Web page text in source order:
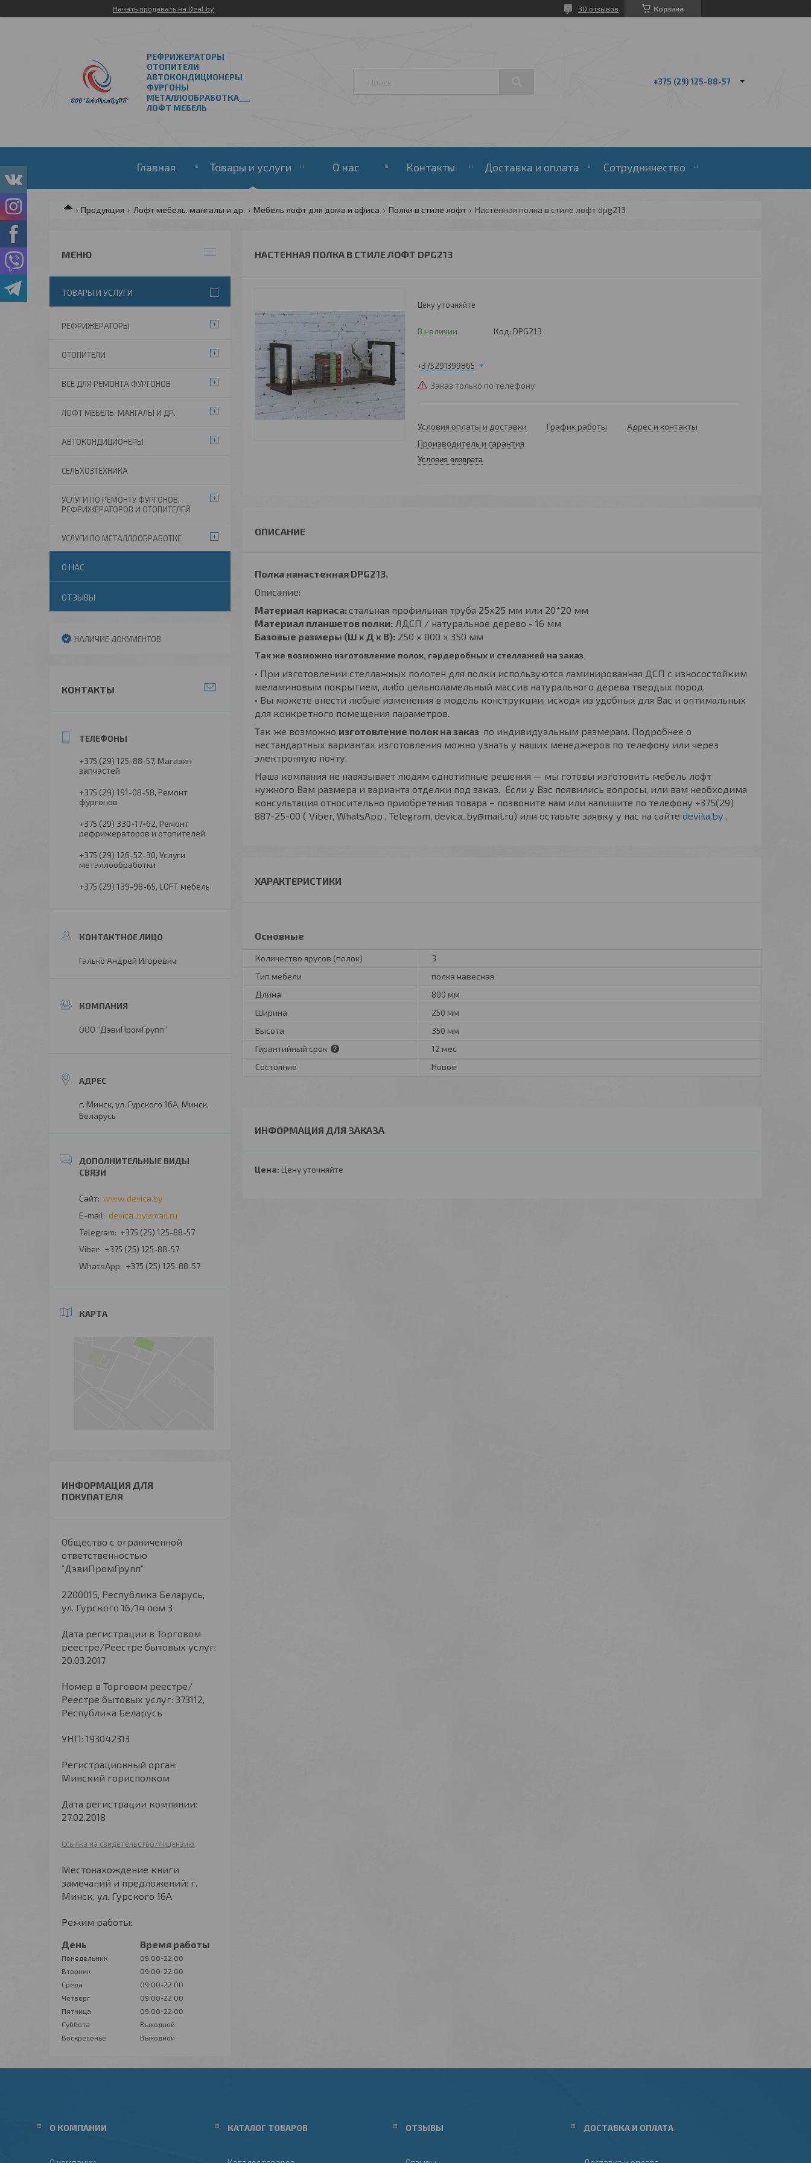
Начать продавать на Deal.by Корзина
30 отзывов
РЕФРИЖЕРАТОРЫ
ОТОПИТЕЛИ
АВТОКОНДИЦИОНЕРЫ
ФУРГОНЫ
МЕТАЛЛООБРАБОТКА___
ЛОФТ МЕБЕЛЬ
+375 (29) 125-88-57
Главная Товары и услуги О нас Контакты Доставка и оплата Сотрудничество
Продукция Лофт мебель. мангалы и др. Мебель лофт для дома и офиса Полки в стиле лофт Настенная полка в стиле лофт dpg213
НАСТЕННАЯ ПОЛКА В СТИЛЕ ЛОФТ DPG213
Цену уточняйте
В наличии Код: DPG213
+375291399865
Заказ только по телефону
Условия оплаты и доставки График работы
Адрес и контакты
Производитель и гарантия
Условия возврата
Полка нанастенная DPG213.
Описание:
Материал каркаса:стальная профильная труба 25х25 мм или 20*20 мм
Материал планшетов полки: ЛДСП / натуральное дерево - 16 мм
Базовые размеры (Ш х Д х В): 250 х 800 х 350 мм
Так же возможно изготовление полок, гардеробных и стеллажей на заказ.
• При изготовлении стеллажных полотен для полки используются ламинированная ДСП с износостойким
меламиновым покрытием, либо цельноламельный массив натурального дерева твердых пород.
• Вы можете внести любые изменения в модель конструкции, исходя из удобных для Вас и оптимальных
для конкретного помещения параметров.
Так же возможно изготовление полок на заказ по индивидуальным размерам. Подробнее о
нестандартных вариантах изготовления можно узнать у наших менеджеров по телефону или через
электронную почту.
Наша компания не навязывает людям однотипные решения — мы готовы изготовить мебель лофт
нужного Вам размера и варианта отделки под заказ. Если у Вас появились вопросы, или вам необходима
консультация относительно приобретения товара – позвоните нам или напишите по телефону +375(29)
887-25-00 ( Viber, WhatsApp , Telegram, devica_by@mail.ru) или оставьте заявку у нас на сайте devika.by .
ХАРАКТЕРИСТИКИ
Основные
Количество ярусов (полок)
3
Тип мебели
полка навесная
Длина
800 мм
Ширина
250 мм
Высота
350 мм
Гарантийный срок
12 мес
Состояние
Новое
ИНФОРМАЦИЯ ДЛЯ ЗАКАЗА
Цена: Цену уточняйте
ТОВАРЫ И УСЛУГИ
РЕФРИЖЕРАТОРЫ
ОТОПИТЕЛИ
ВСЕ ДЛЯ РЕМОНТА ФУРГОНОВ
ЛОФТ МЕБЕЛЬ. МАНГАЛЫ И ДР.
АВТОКОНДИЦИОНЕРЫ
СЕЛЬХОЗТЕХНИКА
УСЛУГИ ПО РЕМОНТУ ФУРГОНОВ,
РЕФРИЖЕРАТОРОВ И ОТОПИТЕЛЕЙ
УСЛУГИ ПО МЕТАЛЛООБРАБОТКЕ
О НАС
ОТЗЫВЫ
НАЛИЧИЕ ДОКУМЕНТОВ
КОНТАКТЫ
+375 (29) 125-88-57 Магазин
запчастей
+375 (29) 191-08-58 Ремонт
фургонов
+375 (29) 330-17-62 Ремонт
рефрижераторов и отопителей
+375 (29) 126-52-30 Услуги
металлообработки
+375 (29) 139-98-65 LOFT мебель
Галько Андрей Игоревич
ООО "ДэвиПромГрупп"
г. Минск, ул. Гурского 16А, Минск,
Беларусь
www.devica.by
devica_by@mail.ru
+375 (25) 125-88-57
+375 (25) 125-88-57
+375 (25) 125-88-57
КАРТА
ИНФОРМАЦИЯ ДЛЯ
ПОКУПАТЕЛЯ
Общество с ограниченной
ответственностью
"ДэвиПромГрупп"
2200015, Республика Беларусь,
ул. Гурского 16/14 пом 3
Дата регистрации в Торговом
реестре/Реестре бытовых услуг:
20.03.2017
Номер в Торговом реестре/
Реестре бытовых услуг: 373112,
Республика Беларусь
УНП: 193042313
Регистрационный орган:
Минский горисполком
Дата регистрации компании:
27.02.2018
Ссылка на свидетельство/лицензию
Местонахождение книги
замечаний и предложений: г.
Минск, ул. Гурского 16А
Режим работы:
День
Время работы
Понедельник
09:00-22:00
Вторник
09:00-22:00
Среда
09:00-22:00
Четверг
09:00-22:00
Пятница
09:00-22:00
Суббота
Выходной
Воскресенье
Выходной
О КОМПАНИИ КАТАЛОГ ТОВАРОВ ОТЗЫВЫ ДОСТАВКА И ОПЛАТА